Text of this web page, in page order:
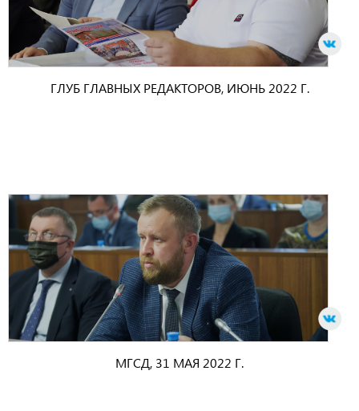
ГЛУБ ГЛАВНЫХ РЕДАКТОРОВ, ИЮНЬ 2022 Г.
МГСД, 31 МАЯ 2022 Г.